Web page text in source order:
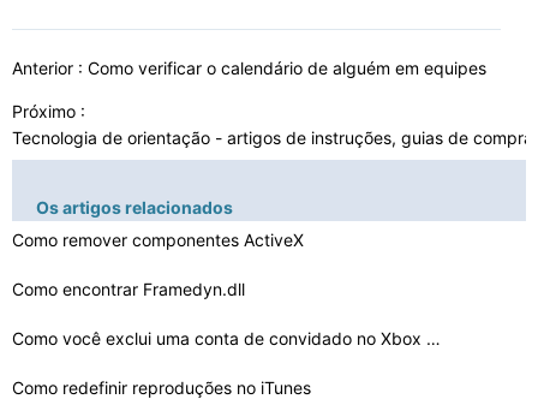
Anterior : Como verificar o calendário de alguém em equipes
Próximo :
Tecnologia de orientação - artigos de instruções, guias de
Os artigos relacionados
Como remover componentes ActiveX
Como encontrar Framedyn.dll
Como você exclui uma conta de convidado no Xbox One
Como redefinir reproduções no iTunes